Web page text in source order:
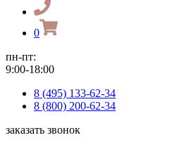
0
пн-пт:
9:00-18:00
8 (495) 133-62-34
8 (800) 200-62-34
заказать звонок